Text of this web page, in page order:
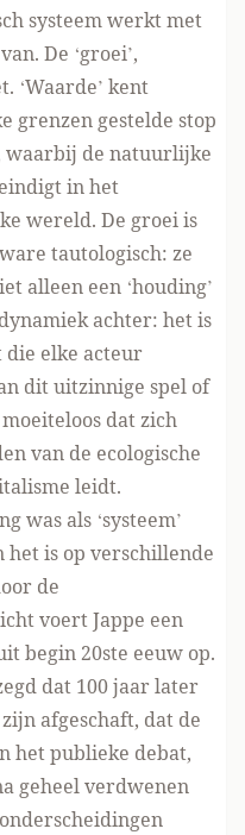
systeem werkt met
De ‘groei’,
‘Waarde’ kent
grenzen gestelde stop
waarbij de natuurlijke
in het
wereld. De groei is
tautologisch: ze
alleen een ‘houding’
achter: het is
elke acteur
dit uitzinnige spel of
dat zich
van de ecologische
leidt.
was als ‘systeem’
het is op verschillende
de
voert Jappe een
begin 20ste eeuw op.
dat 100 jaar later
afgeschaft, dat de
het publieke debat,
geheel verdwenen